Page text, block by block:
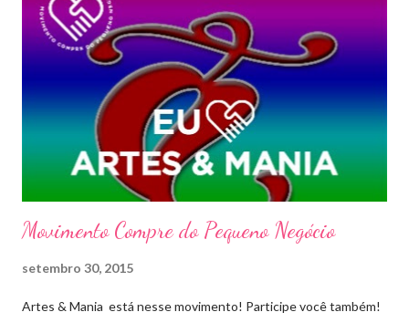
Movimento Compre do Pequeno Negócio
setembro 30, 2015
Artes & Mania está nesse movimento! Participe você também!